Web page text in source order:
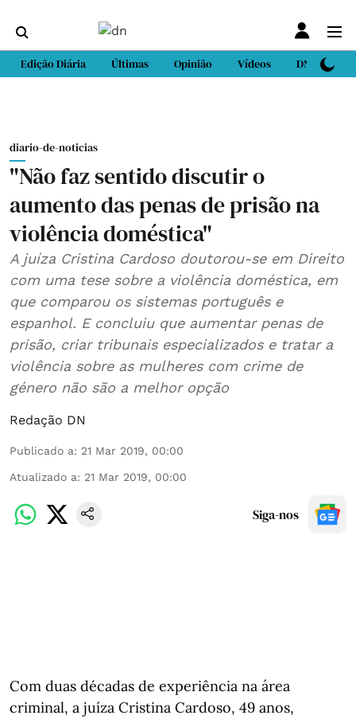
Edição Diária Últimas Opinião Vídeos DN Sport
diario-de-noticias
"Não faz sentido discutir o
aumento das penas de prisão na
violência doméstica"
A juíza Cristina Cardoso doutorou-se em Direito
com uma tese sobre a violência doméstica, em
que comparou os sistemas português e
espanhol. E concluiu que aumentar penas de
prisão, criar tribunais especializados e tratar a
violência sobre as mulheres com crime de
género não são a melhor opção
Redação DN
Publicado a: 21 Mar 2019, 00:00
Atualizado a: 21 Mar 2019, 00:00
Siga-nos
Com duas décadas de experiência na área
criminal, a juíza Cristina Cardoso, 49 anos,